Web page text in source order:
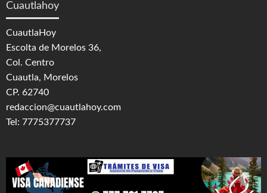
Cuautlahoy
CuautlaHoy
Escolta de Morelos 36,
Col. Centro
Cuautla, Morelos
CP. 62740
redaccion@cuautlahoy.com
Tel: 7775377737